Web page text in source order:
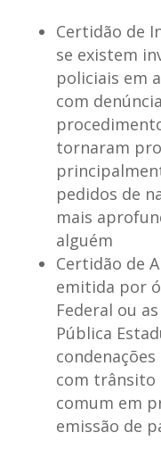
Certidão de
se existem
policiais em
com
tornaram
pedidos de
mais
alguém
Certidão de
emitida por
Federal ou
Pública
com trânsito
comum em
emissão de